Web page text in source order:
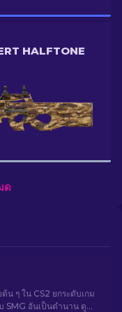
HALFTONE
ด
น ๆ ใน CS2 ยกระดับเกม
อันเป็นตำนาน ดู